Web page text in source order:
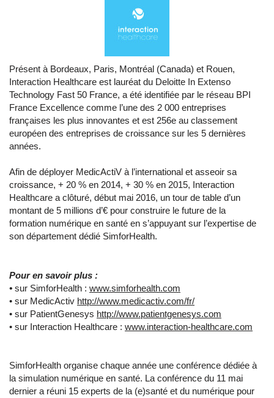
Présent à Bordeaux, Paris, Montréal (Canada) et Rouen,
Interaction Healthcare est lauréat du Deloitte In Extenso
Technology Fast 50 France, a été identifiée par le réseau BPI
France Excellence comme l’une des 2 000 entreprises
françaises les plus innovantes et est 256e au classement
européen des entreprises de croissance sur les 5 dernières
années.
Afin de déployer MedicActiV à l’international et asseoir sa
croissance, + 20 % en 2014, + 30 % en 2015, Interaction
Healthcare a clôturé, début mai 2016, un tour de table d’un
montant de 5 millions d’€ pour construire le future de la
formation numérique en santé en s’appuyant sur l’expertise de
son département dédié SimforHealth.
Pour en savoir plus :
• sur SimforHealth : www.simforhealth.com
• sur MedicActiv http://www.medicactiv.com/fr/
• sur PatientGenesys http://www.patientgenesys.com
• sur Interaction Healthcare : www.interaction-healthcare.com
SimforHealth organise chaque année une conférence dédiée à
la simulation numérique en santé. La conférence du 11 mai
dernier a réuni 15 experts de la (e)santé et du numérique pour